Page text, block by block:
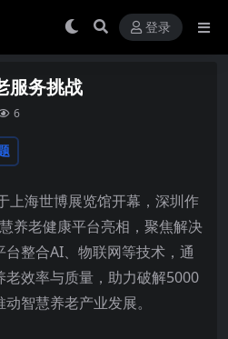
登录
服务挑战
6
上海世博展览馆开幕，深圳作
养老健康平台亮相，聚焦解决
整合AI、物联网等技术，通
效率与质量，助力破解5000
智慧养老产业发展。